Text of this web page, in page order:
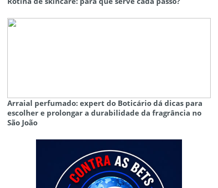
Arraial perfumado: expert do Boticário dá dicas para
escolher e prolongar a durabilidade da fragrância no
São João